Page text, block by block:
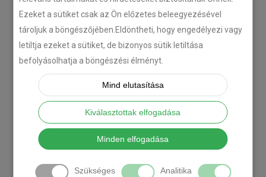
Ezeket a sütiket csak az Ön előzetes beleegyezésével
tároljuk a böngészőjében.Eldöntheti, hogy engedélyezi vagy
letiltja ezeket a sütiket, de bizonyos sütik letiltása
befolyásolhatja a böngészési élményt.
Mind elutasítása
Kiválasztottak elfogadása
Minden elfogadása
Szükséges Analitika